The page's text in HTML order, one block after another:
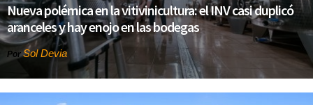
Nueva polémica en la vitivinicultura: el INV casi duplicó
aranceles y hay enojo en las bodegas
Por Sol Devia